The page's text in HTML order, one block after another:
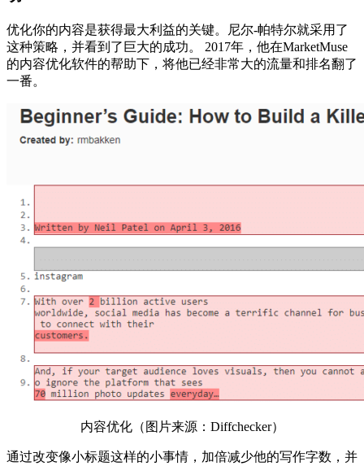
优化你的内容是获得最大利益的关键。尼尔-帕特尔就采用了
这种策略，并看到了巨大的成功。 2017年，他在MarketMuse
的内容优化软件的帮助下，将他已经非常大的流量和排名翻了
一番。
内容优化（图片来源：Diffchecker）
通过改变像小标题这样的小事情，加倍减少他的写作字数，并